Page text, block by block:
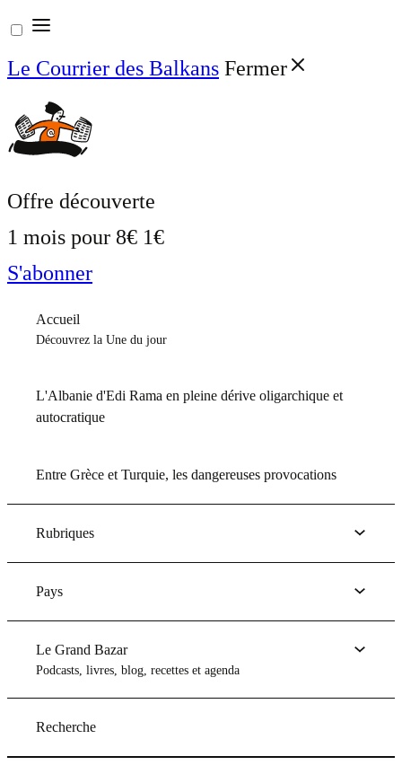
Aller
au
contenu
Le Courrier des Balkans Fermer
Offre découverte
1 mois pour 8€ 1€
S'abonner
Accueil
Découvrez la Une du jour
L'Albanie d'Edi Rama en pleine dérive oligarchique et
autocratique
Entre Grèce et Turquie, les dangereuses provocations
Rubriques
Pays
Le Grand Bazar
Podcasts, livres, blog, recettes et agenda
Recherche